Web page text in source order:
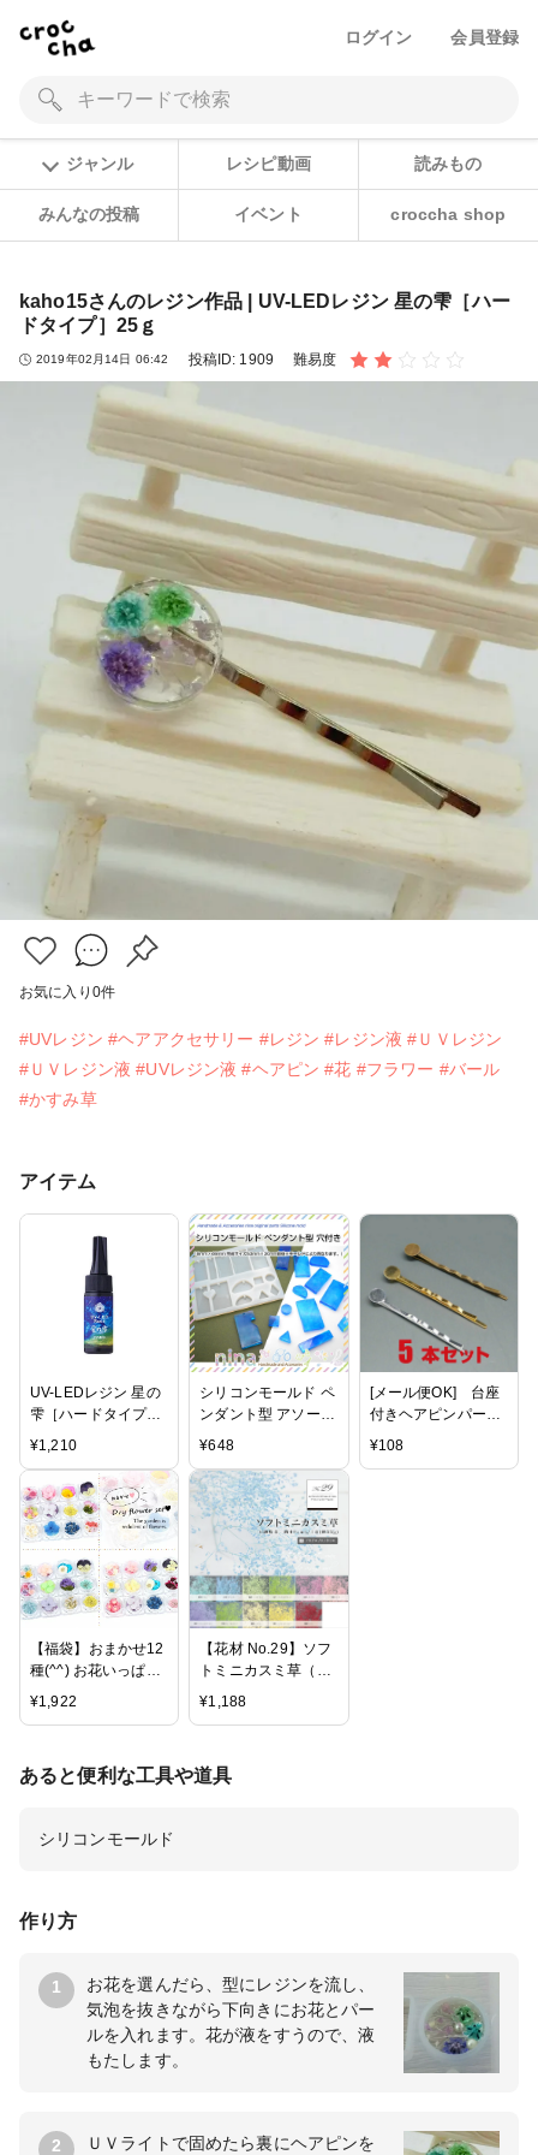
ログイン 会員登録
ジャンル レシピ動画 読みもの
みんなの投稿 イベント croccha shop
kaho15さんのレジン作品 | UV-LEDレジン 星の雫［ハー
ドタイプ］25ｇ
2019年02月14日 06:42 投稿ID: 1909 難易度
お気に入り 0件
#UVレジン #ヘアアクセサリー #レジン #レジン液 #ＵＶレジン
#ＵＶレジン液 #UVレジン液 #ヘアピン #花 #フラワー #バール
#かすみ草
アイテム
UV-LEDレジン 星の
雫［ハードタイプ］
25ｇ
¥1,210
シリコンモールド ペ
ンダント型 アソート
穴付き | シリコンモ
がたくさん作れる！
/ シリコンモールド
長方形 ハート 丸 レ
ジン液 材料 お得 ペ
ンダント レシピ 三
角 四角 アクセサリ
ー レジン ハンドメ
イド ネックレス
¥648
[メール便OK] 台座
付きヘアピンパー
ツ 5本セット（ヘ
¥108
【福袋】おまかせ12
種(^^) お花いっぱい
押し花・プリザーブ
ドフラワーセット
ワー レースフラワー
ビーズアンドパーツ
¥1,922
【花材 No.29】ソフ
トミニカスミ草（プ
リザーブドフラワー/
大地農園 00010）1
ジメント/リース/サ
¥1,188
作り方
1
お花を選んだら、型にレジンを流し、
気泡を抜きながら下向きにお花とパー
ルを入れます。花が液をすうので、液
もたします。
2 ＵＶライトで固めたら裏にヘアピンを
あると便利な工具や道具
シリコンモールド